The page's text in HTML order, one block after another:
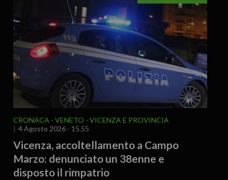
CRONACA VENETO
VICENZA E PROVINCIA
4 Agosto 2026 - 15.55
Vicenza, accoltellamento a Campo
Marzo: denunciato un 38enne e
disposto il rimpatrio